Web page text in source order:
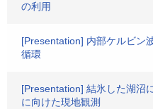
の利用
[Presentation] 内部ケルビン
循環
[Presentation] 結氷した湖沼
に向けた現地観測